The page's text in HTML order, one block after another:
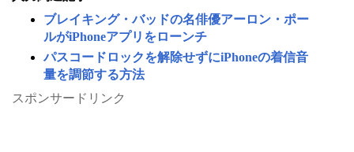
ブレイキング・バッドの名俳優アーロン・ポー
ルがiPhoneアプリをローンチ
パスコードロックを解除せずにiPhoneの着信音
量を調節する方法
スポンサードリンク